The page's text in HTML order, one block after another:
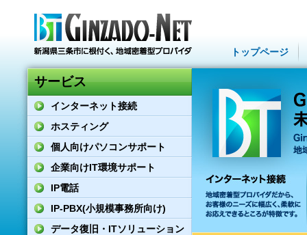
トップページ
サービス
インターネット接続
ホスティング
個人向けパソコンサポート
企業向けIT環境サポート
IP電話
IP-PBX(小規模事務所向け)
データ復旧・ITソリューション